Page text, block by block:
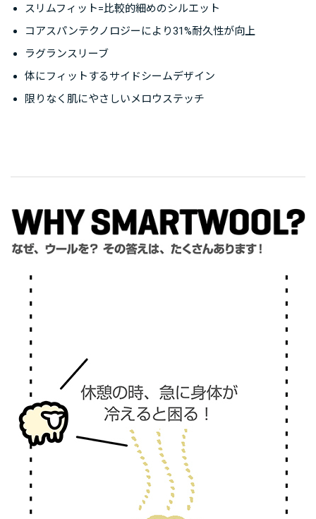
スリムフィット=比較的細めのシルエット
コアスパンテクノロジーにより31%耐久性が向上
ラグランスリーブ
体にフィットするサイドシームデザイン
限りなく肌にやさしいメロウステッチ